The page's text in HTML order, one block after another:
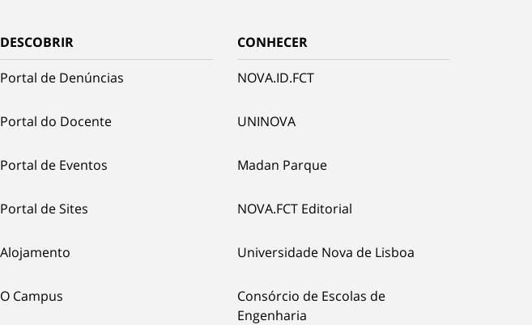
DESCOBRIR
Portal de Denúncias
Portal do Docente
Portal de Eventos
Portal de Sites
Alojamento
O Campus
CONHECER
NOVA.ID.FCT
UNINOVA
Madan Parque
NOVA.FCT Editorial
Universidade Nova de Lisboa
Consórcio de Escolas de
Engenharia